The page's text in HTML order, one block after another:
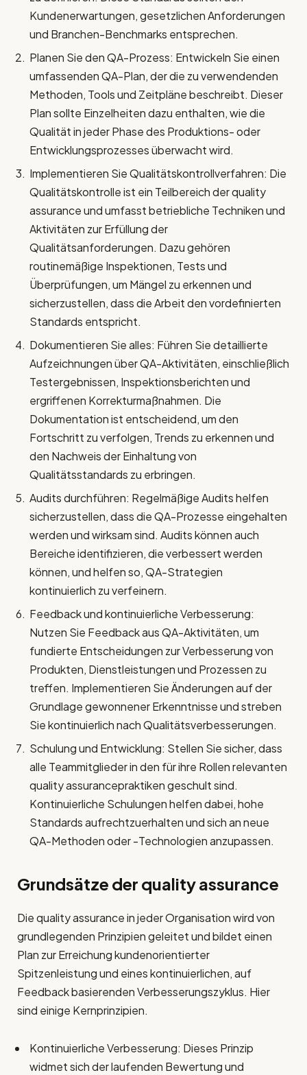
Kundenerwartungen, gesetzlichen Anforderungen
und Branchen-Benchmarks entsprechen.
Planen Sie den QA-Prozess: Entwickeln Sie einen
umfassenden QA-Plan, der die zu verwendenden
Methoden, Tools und Zeitpläne beschreibt. Dieser
Plan sollte Einzelheiten dazu enthalten, wie die
Qualität in jeder Phase des Produktions- oder
Entwicklungsprozesses überwacht wird.
Implementieren Sie Qualitätskontrollverfahren: Die
Qualitätskontrolle ist ein Teilbereich der quality
assurance und umfasst betriebliche Techniken und
Aktivitäten zur Erfüllung der
Qualitätsanforderungen. Dazu gehören
routinemäßige Inspektionen, Tests und
Überprüfungen, um Mängel zu erkennen und
sicherzustellen, dass die Arbeit den vordefinierten
Standards entspricht.
Dokumentieren Sie alles: Führen Sie detaillierte
Aufzeichnungen über QA-Aktivitäten, einschließlich
Testergebnissen, Inspektionsberichten und
ergriffenen Korrekturmaßnahmen. Die
Dokumentation ist entscheidend, um den
Fortschritt zu verfolgen, Trends zu erkennen und
den Nachweis der Einhaltung von
Qualitätsstandards zu erbringen.
Audits durchführen: Regelmäßige Audits helfen
sicherzustellen, dass die QA-Prozesse eingehalten
werden und wirksam sind. Audits können auch
Bereiche identifizieren, die verbessert werden
können, und helfen so, QA-Strategien
kontinuierlich zu verfeinern.
Feedback und kontinuierliche Verbesserung:
Nutzen Sie Feedback aus QA-Aktivitäten, um
fundierte Entscheidungen zur Verbesserung von
Produkten, Dienstleistungen und Prozessen zu
treffen. Implementieren Sie Änderungen auf der
Grundlage gewonnener Erkenntnisse und streben
Sie kontinuierlich nach Qualitätsverbesserungen.
Schulung und Entwicklung: Stellen Sie sicher, dass
alle Teammitglieder in den für ihre Rollen relevanten
quality assurancepraktiken geschult sind.
Kontinuierliche Schulungen helfen dabei, hohe
Standards aufrechtzuerhalten und sich an neue
QA-Methoden oder -Technologien anzupassen.
Grundsätze der quality assurance
Die quality assurance in jeder Organisation wird von
grundlegenden Prinzipien geleitet und bildet einen
Plan zur Erreichung kundenorientierter
Spitzenleistung und eines kontinuierlichen, auf
Feedback basierenden Verbesserungszyklus. Hier
sind einige Kernprinzipien.
Kontinuierliche Verbesserung: Dieses Prinzip
widmet sich der laufenden Bewertung und